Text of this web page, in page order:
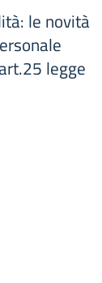
le novità
legge